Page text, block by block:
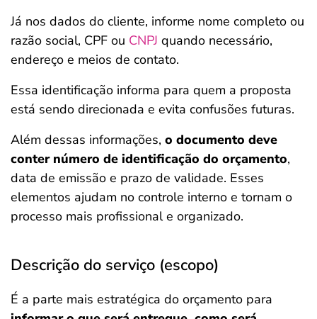
Já nos dados do cliente, informe nome completo ou
razão social, CPF ou CNPJ quando necessário,
endereço e meios de contato.
Essa identificação informa para quem a proposta
está sendo direcionada e evita confusões futuras.
Além dessas informações, o documento deve
conter número de identificação do orçamento,
data de emissão e prazo de validade. Esses
elementos ajudam no controle interno e tornam o
processo mais profissional e organizado.
Descrição do serviço (escopo)
É a parte mais estratégica do orçamento para